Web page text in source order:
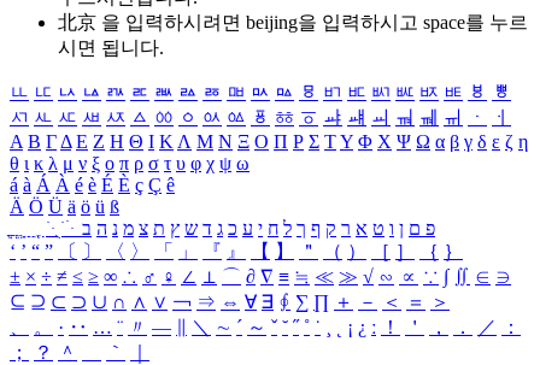
北京 을 입력하시려면 beijing을 입력하시고 space를 누르
시면 됩니다.
ㅥ ㅦ ㅧ ㅨ ㅩ ㅪ ㅫ ㅬ ㅭ ㅮ ㅯ ㅰ ㅱ ㅲ ㅳ ㅴ ㅵ ㅶ ㅷ ㅸ
ㅹ
ㅺ ㅻ ㅼ ㅽ ㅾ ㅿ ㆀ ㆁ ㆂ ㆃ ㆄ ㆅ ㆆ ㆇ ㆈ ㆉ ㆊ ㆋ ㆌ ㆍ
ㆎ
Α Β ΓΔ Ε Ζ Η Θ Ι ΚΛ Μ Ν Ξ Ο Π Ρ Σ ΤΥ Φ Χ Ψ Ω α β γ δ ε ζ η
θ ι κ λ μ ν ξ ο π ρ σ τ υ φ χ ψ ω
á à Á À é è É È ç Ç ê
Ä Ö Ü ä ö ü ß
ִֶֹ ֻּ ׁׂ פ ם ן ו ט א ר ק ף ך ל ח י ע כ ג ד ש ץ ת צ מ נ ה ב
‘ ’ “ ” 〔 〕 〈 〉 「 」 『 』 【 】 ＂ （ ） ［ ］ ｛ ｝
± × ÷ ≠ ≤ ≥ ∞ ∴ ♂ ♀ ∠ ⊥ ⌒ ∂ ∇ ≡ ≒ ≪ ≫ √ ∽ ∝ ∵ ∫ ∬ ∈ ∋
⊆ ⊇ ⊂ ⊃ ∪ ∩ ∧ ∨ ￢ ⇒ ⇔ ∀ ∃ ∮ ∑ ∏ ＋ － ＜ ＝
＞
、
。 · ‥ … ¨ 〃 ― ＼ ∼ ´ ～ ˇ ˘ ˝ ˚ ˙ ¸ ¡ ¿ ː ！ ＇ ， ． ／
：
；
？ ＾ ｀